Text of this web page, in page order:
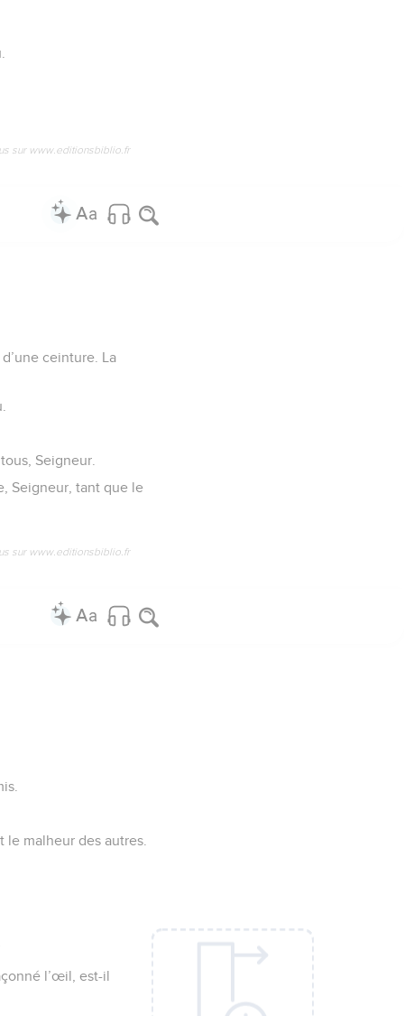
sur www.editionsbiblio.fr
ceinture. La
Seigneur.
Seigneur, tant que le
sur www.editionsbiblio.fr
malheur des autres.
l’œil, est-il